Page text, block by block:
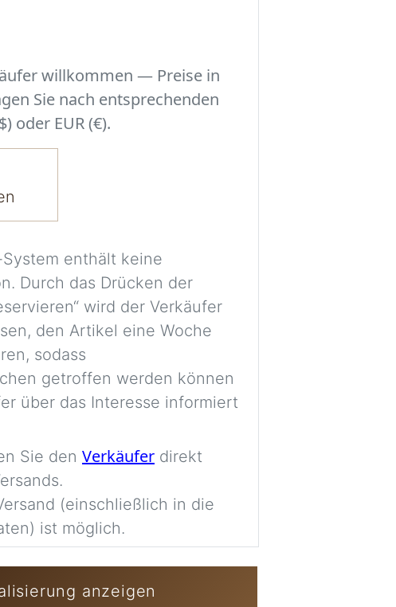
willkommen — Preise in
Sie nach entsprechenden
oder EUR (€).
enthält keine
Durch das Drücken der
wird der Verkäufer
den Artikel eine Woche
sodass
getroffen werden können
über das Interesse informiert
Sie den Verkäufer direkt
(einschließlich in die
ist möglich.
anzeigen